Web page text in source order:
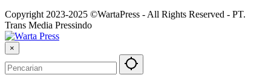
Copyright 2023-2025 ©WartaPress - All Rights Reserved - PT.
Trans Media Pressindo
×